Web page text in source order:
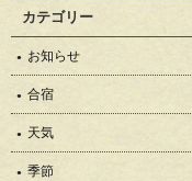
カテゴリー
お知らせ
合宿
天気
季節